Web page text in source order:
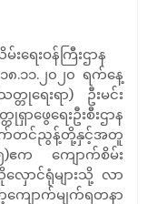
ေးဝန်ကြီးဌာန
.၁၁.၂၀၂၀ ရက်နေ့
တုရေးရာ) ဦးမင်း
ာဖွေရေးဦးစီးဌာန
က်တင်ညွန့်တို့နှင့်အတူ
ဧက ကျောက်စိမ်း
ောင်ရုံများသို့ လာ
ျောက်မျက်ရတနာ